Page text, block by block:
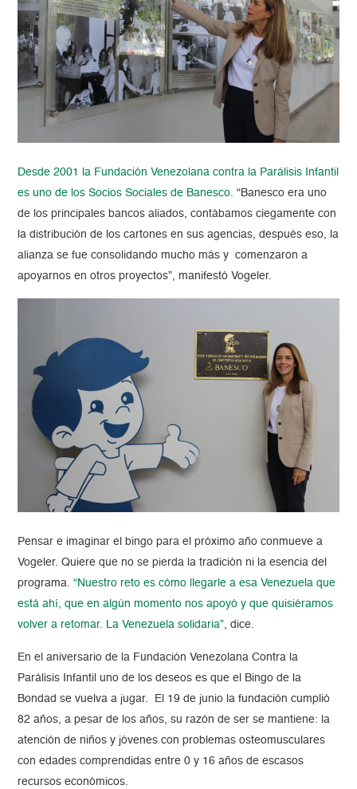
Desde 2001 la Fundación Venezolana contra la Parálisis Infantil
es uno de los Socios Sociales de Banesco . “Banesco era uno
de los principales bancos aliados, contábamos ciegamente con
la distribución de los cartones en sus agencias, después eso, la
alianza se fue consolidando mucho más y comenzaron a
apoyarnos en otros proyectos”, manifestó Vogeler.
Pensar e imaginar el bingo para el próximo año conmueve a
Vogeler. Quiere que no se pierda la tradición ni la esencia del
programa. “Nuestro reto es cómo llegarle a esa Venezuela que
está ahí, que en algún momento nos apoyó y que quisiéramos
volver a retomar. La Venezuela solidaria”, dice.
En el aniversario de la Fundación Venezolana Contra la
Parálisis Infantil uno de los deseos es que el Bingo de la
Bondad se vuelva a jugar. El 19 de junio la fundación cumplió
82 años, a pesar de los años, su razón de ser se mantiene: la
atención de niños y jóvenes con problemas osteomusculares
con edades comprendidas entre 0 y 16 años de escasos
recursos económicos.